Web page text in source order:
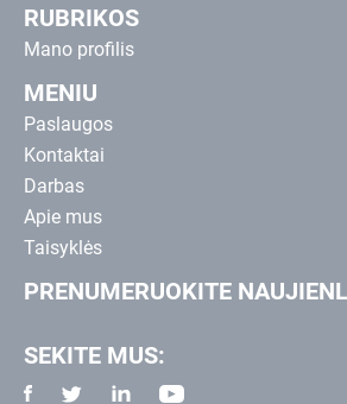
RUBRIKOS
Mano profilis
MENIU
Paslaugos
Kontaktai
Darbas
Apie mus
Taisyklės
PRENUMERUOKITE
SEKITE MUS: